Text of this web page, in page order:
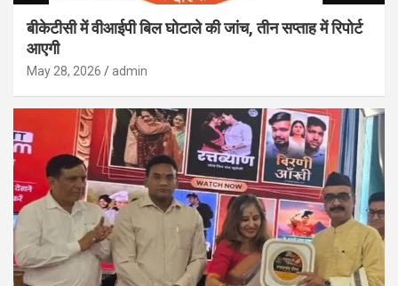
बीकेटीसी में वीआईपी बिल घोटाले की जांच, तीन सप्ताह में रिपोर्ट
आएगी
May 28, 2026 admin